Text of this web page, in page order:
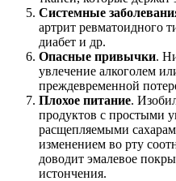
Системные
артрит ревматоидного
диабет и др.
Опасные привычки.
увлечение алкоголем
преждевременной
Плохое питание.
продуктов с простыми
расщепляемыми
изменением во рту
доводит эмалевое
истончения.